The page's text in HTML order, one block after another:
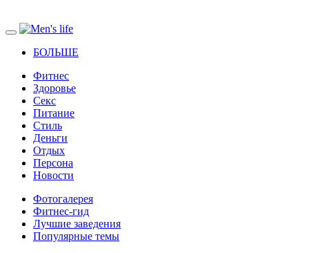
БОЛЬШЕ
Фитнес
Здоровье
Секс
Питание
Стиль
Деньги
Отдых
Персона
Новости
Фотогалерея
Фитнес-гид
Лучшие заведения
Популярные темы